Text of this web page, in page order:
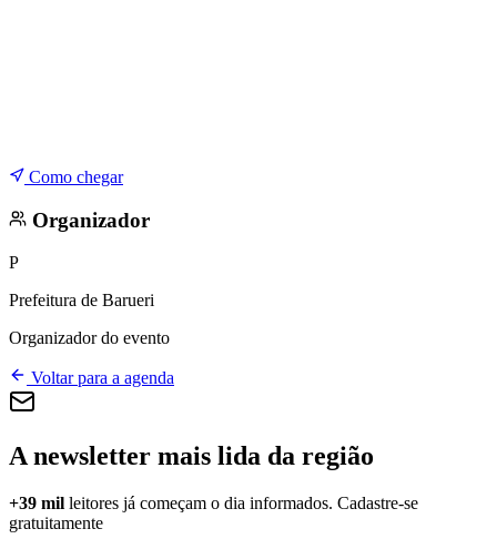
Como chegar
Organizador
P
Prefeitura de Barueri
Organizador do evento
Voltar para a agenda
A newsletter mais lida da região
+39 mil leitores já começam o dia informados. Cadastre-se
gratuitamente